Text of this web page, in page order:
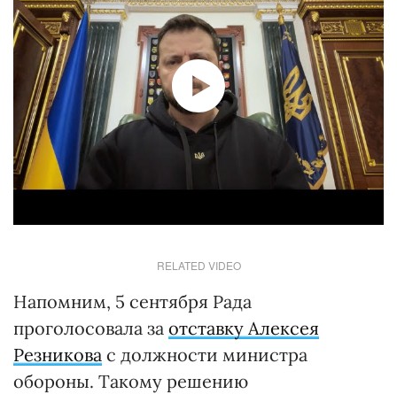
RELATED VIDEO
Напомним, 5 сентября Рада
проголосовала за отставку Алексея
Резникова с должности министра
обороны. Такому решению